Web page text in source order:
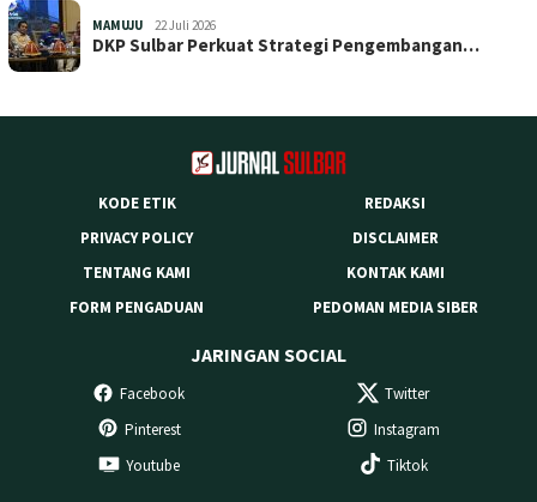
MAMUJU 22 Juli 2026
DKP Sulbar Perkuat Strategi Pengembangan…
KODE ETIK
REDAKSI
PRIVACY POLICY
DISCLAIMER
TENTANG KAMI
KONTAK KAMI
FORM PENGADUAN
PEDOMAN MEDIA SIBER
JARINGAN SOCIAL
Facebook
Twitter
Pinterest
Instagram
Youtube
Tiktok